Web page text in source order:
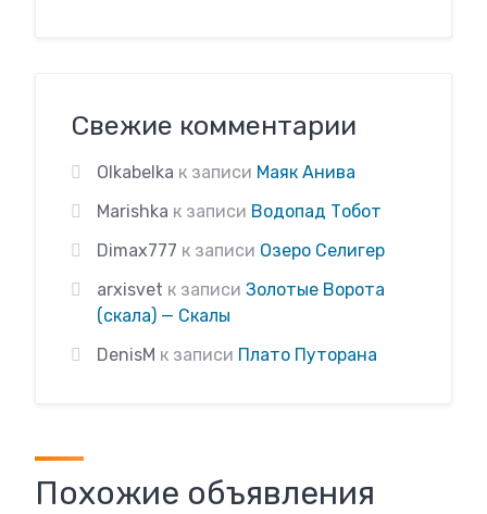
Свежие комментарии
Olkabelka к записи Маяк Анива
Marishka к записи Водопад Тобот
Dimax777 к записи Озеро Селигер
arxisvet к записи Золотые Ворота
(скала) — Скалы
DenisM к записи Плато Путорана
Похожие объявления